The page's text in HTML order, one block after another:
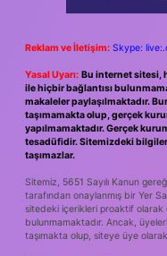
Reklam ve İletişim: Skype:
Yasal Uyarı: Bu internet sitesi,
ile hiçbir bağlantısı
makaleler paylaşılmaktadır.
taşımamakta olup, gerçek
yapılmamaktadır. Gerçek
tesadüfidir. Sitemizdeki
taşımazlar.
Sitemiz, 5651 Sayılı Kanun
tarafından onaylanmış bir Yer
sitedeki içerikleri proaktif olarak
bulunmamaktadır. Ancak,
taşımakta olup, siteye üye